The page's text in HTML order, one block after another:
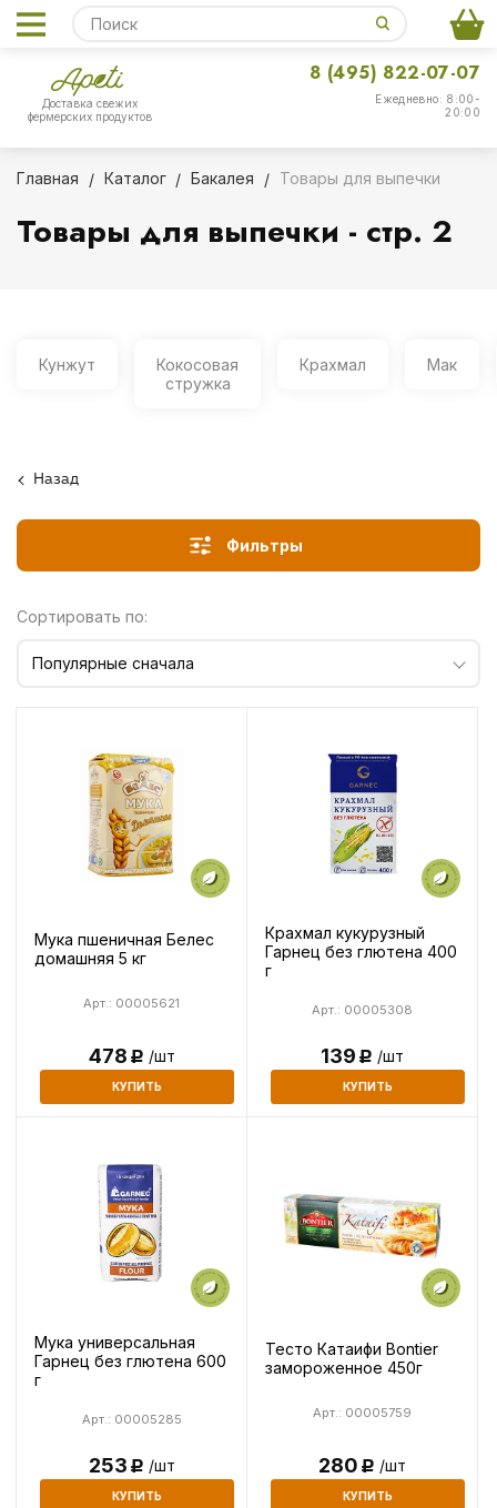
Доставка свежих
фермерских продуктов
Ежедневно: 8:00-
20:00
8 (495) 822-07-07
Главная Каталог Бакалея Товары для выпечки
Товары для выпечки - стр. 2
Кунжут
Кокосовая
стружка
Крахмал Мак
Назад
Фильтры
Сортировать по:
Популярные сначала
Мука пшеничная Белес
домашняя 5 кг
Арт.: 00005621
478Р /шт
КУПИТЬ
Крахмал кукурузный
Гарнец без глютена 400
г
Арт.: 00005308
139Р /шт
КУПИТЬ
Мука универсальная
Гарнец без глютена 600
г
Арт.: 00005285
253Р /шт
КУПИТЬ
Тесто Катаифи Bontier
замороженное 450г
Арт.: 00005759
280Р /шт
КУПИТЬ